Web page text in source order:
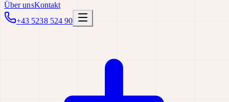
Über unsKontakt
+43 5238 524 90